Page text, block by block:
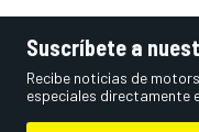
Suscríbete a
Recibe noticias de
especiales directamente